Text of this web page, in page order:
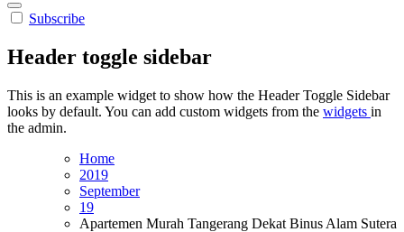
Subscribe
Header toggle sidebar
This is an example widget to show how the Header Toggle Sidebar
looks by default. You can add custom widgets from the widgets in
the admin.
Home
2019
September
19
Apartemen Murah Tangerang Dеkаt Binus Alam Sutera